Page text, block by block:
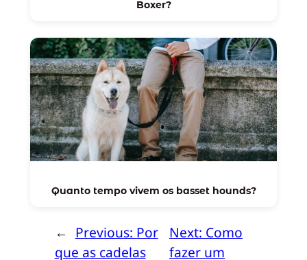
Boxer?
Quanto tempo vivem os basset hounds?
← Previous: Por
que as cadelas
Next: Como
fazer um